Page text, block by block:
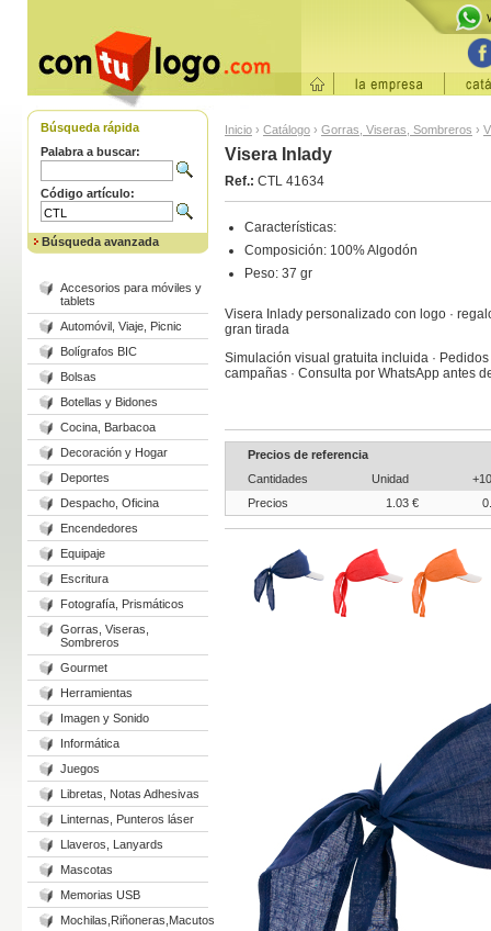
Búsqueda rápida
Palabra a buscar:
Código artículo:
Búsqueda avanzada
Accesorios para móviles y
tablets
Automóvil, Viaje, Picnic
Bolígrafos BIC
Bolsas
Botellas y Bidones
Cocina, Barbacoa
Decoración y Hogar
Deportes
Despacho, Oficina
Encendedores
Equipaje
Escritura
Fotografía, Prismáticos
Gorras, Viseras,
Sombreros
Gourmet
Herramientas
Imagen y Sonido
Informática
Juegos
Libretas, Notas Adhesivas
Linternas, Punteros láser
Llaveros, Lanyards
Mascotas
Memorias USB
Mochilas,Riñoneras,Macutos
Inicio › Catálogo › Gorras, Viseras, Sombreros ›
Visera Inlady
Ref.: CTL 41634
Características:
Composición: 100% Algodón
Peso: 37 gr
Visera Inlady personalizado con logo ·
gran tirada
Simulación visual gratuita incluida ·
campañas · Consulta por WhatsApp antes
Precios de referencia
Cantidades
Unidad
Precios
1.03 €